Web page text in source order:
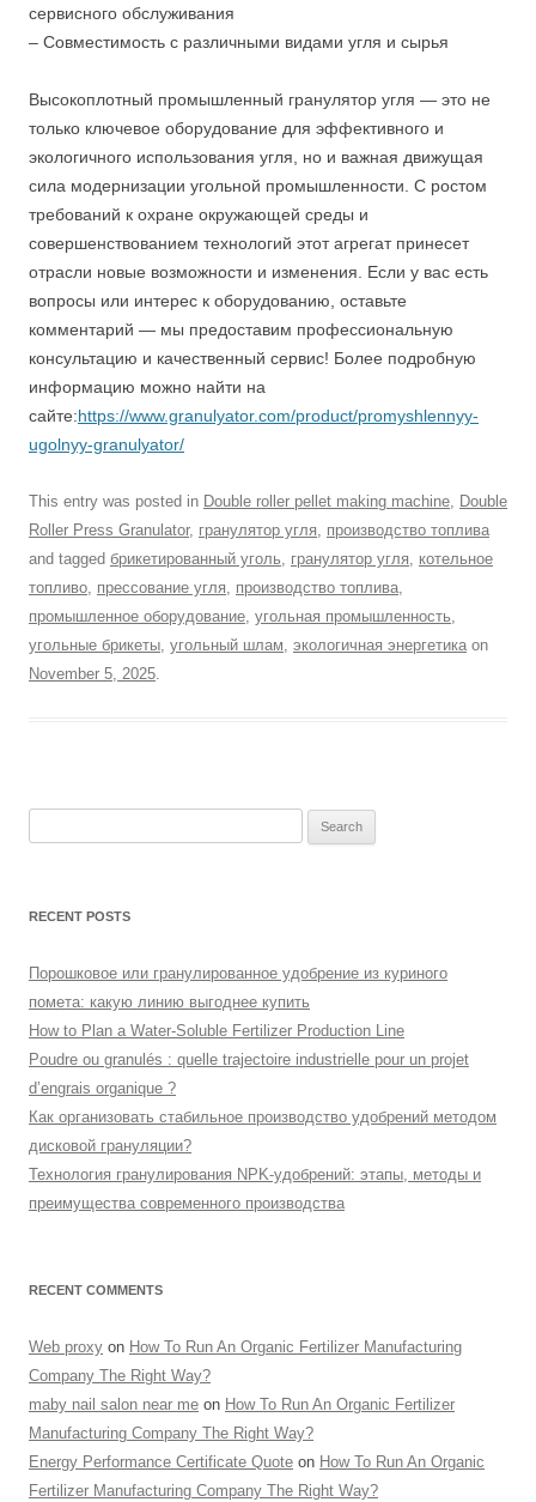
сервисного обслуживания
– Совместимость с различными видами угля и сырья
Высокоплотный промышленный гранулятор угля — это не
только ключевое оборудование для эффективного и
экологичного использования угля, но и важная движущая
сила модернизации угольной промышленности. С ростом
требований к охране окружающей среды и
совершенствованием технологий этот агрегат принесет
отрасли новые возможности и изменения. Если у вас есть
вопросы или интерес к оборудованию, оставьте
комментарий — мы предоставим профессиональную
консультацию и качественный сервис! Более подробную
информацию можно найти на
сайте:https://www.granulyator.com/product/promyshlennyy-
ugolnyy-granulyator/
This entry was posted in Double roller pellet making machine, Double
Roller Press Granulator, гранулятор угля, производство топлива
and tagged брикетированный уголь, гранулятор угля, котельное
топливо, прессование угля, производство топлива,
промышленное оборудование, угольная промышленность,
угольные брикеты, угольный шлам, экологичная энергетика on
November 5, 2025.
RECENT POSTS
Порошковое или гранулированное удобрение из куриного
помета: какую линию выгоднее купить
How to Plan a Water-Soluble Fertilizer Production Line
Poudre ou granulés : quelle trajectoire industrielle pour un projet
d’engrais organique ?
Как организовать стабильное производство удобрений методом
дисковой грануляции?
Технология гранулирования NPK-удобрений: этапы, методы и
преимущества современного производства
RECENT COMMENTS
Web proxy on How To Run An Organic Fertilizer Manufacturing
Company The Right Way?
maby nail salon near me on How To Run An Organic Fertilizer
Manufacturing Company The Right Way?
Energy Performance Certificate Quote on How To Run An Organic
Fertilizer Manufacturing Company The Right Way?